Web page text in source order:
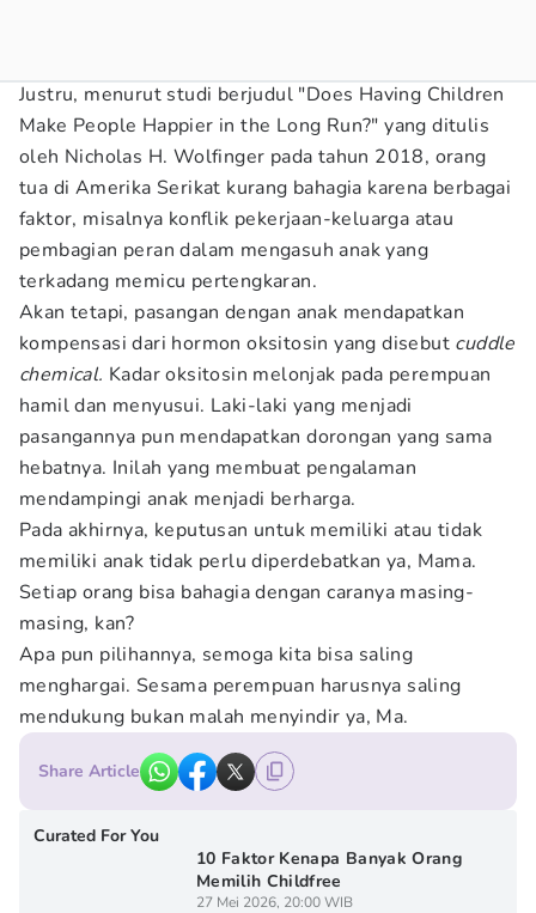
Justru, menurut studi berjudul "Does Having Children
Make People Happier in the Long Run?" yang ditulis
oleh Nicholas H. Wolfinger pada tahun 2018, orang
tua di Amerika Serikat kurang bahagia karena berbagai
faktor, misalnya konflik pekerjaan-keluarga atau
pembagian peran dalam mengasuh anak yang
terkadang memicu pertengkaran.
Akan tetapi, pasangan dengan anak mendapatkan
kompensasi dari hormon oksitosin yang disebut cuddle
chemical. Kadar oksitosin melonjak pada perempuan
hamil dan menyusui. Laki-laki yang menjadi
pasangannya pun mendapatkan dorongan yang sama
hebatnya. Inilah yang membuat pengalaman
mendampingi anak menjadi berharga.
Pada akhirnya, keputusan untuk memiliki atau tidak
memiliki anak tidak perlu diperdebatkan ya, Mama.
Setiap orang bisa bahagia dengan caranya masing-
masing, kan?
Apa pun pilihannya, semoga kita bisa saling
menghargai. Sesama perempuan harusnya saling
mendukung bukan malah menyindir ya, Ma.
Share Article
Curated For You
10 Faktor Kenapa Banyak Orang
Memilih Childfree
27 Mei 2026, 20:00 WIB